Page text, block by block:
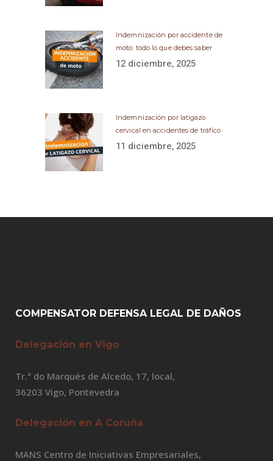
Indemnización por accidente de
moto: todo lo que debes saber
12 diciembre, 2025
Indemnización por latigazo
cervical en accidentes de tráfico
11 diciembre, 2025
COMPENSATOR DEFENSA LEGAL DE DAÑOS
Delegación en Vigo
Tr.ª do Marqués de Alcedo, 17, local,
36203 Vigo, Pontevedra
Delegación en A Coruña
MANS Centro de Iniciativas Empresariales,